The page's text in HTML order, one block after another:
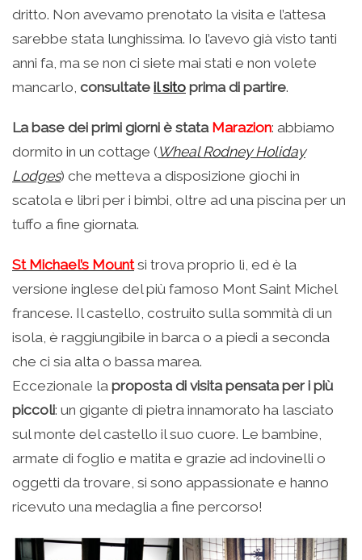
dritto. Non avevamo prenotato la visita e l’attesa
sarebbe stata lunghissima. Io l’avevo già visto tanti
anni fa, ma se non ci siete mai stati e non volete
mancarlo, consultate il sito prima di partire.
La base dei primi giorni è stata Marazion: abbiamo
dormito in un cottage ( Wheal Rodney Holiday
Lodges) che metteva a disposizione giochi in
scatola e libri per i bimbi, oltre ad una piscina per un
tuffo a fine giornata.
St Michael’s Mountsi trova proprio lì, ed è la
versione inglese del più famoso Mont Saint Michel
francese. Il castello, costruito sulla sommità di un
isola, è raggiungibile in barca o a piedi a seconda
che ci sia alta o bassa marea.
Eccezionale la proposta di visita pensata per i più
piccoli: un gigante di pietra innamorato ha lasciato
sul monte del castello il suo cuore. Le bambine,
armate di foglio e matita e grazie ad indovinelli o
oggetti da trovare, si sono appassionate e hanno
ricevuto una medaglia a fine percorso!